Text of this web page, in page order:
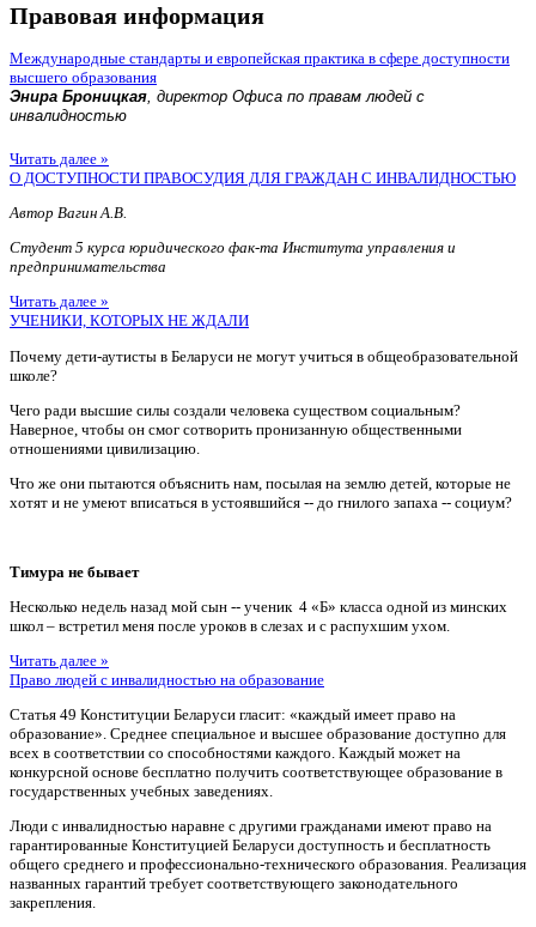
Правовая информация
Международные стандарты и европейская практика в сфере доступности
высшего образования
Энира Броницкая, директор Офиса по правам людей с
инвалидностью
Читать далее »
О ДОСТУПНОСТИ ПРАВОСУДИЯ ДЛЯ ГРАЖДАН С ИНВАЛИДНОСТЬЮ
Автор Вагин А.В.
Студент 5 курса юридического фак-та Института управления и
предпринимательства
Читать далее »
УЧЕНИКИ, КОТОРЫХ НЕ ЖДАЛИ
Почему дети-аутисты в Беларуси не могут учиться в общеобразовательной
школе?
Чего ради высшие силы создали человека существом социальным?
Наверное, чтобы он смог сотворить пронизанную общественными
отношениями цивилизацию.
Что же они пытаются объяснить нам, посылая на землю детей, которые не
хотят и не умеют вписаться в устоявшийся -- до гнилого запаха -- социум?
Тимура не бывает
Несколько недель назад мой сын -- ученик 4 «Б» класса одной из минских
школ – встретил меня после уроков в слезах и с распухшим ухом.
Читать далее »
Право людей с инвалидностью на образование
Статья 49 Конституции Беларуси гласит: «каждый имеет право на
образование». Среднее специальное и высшее образование доступно для
всех в соответствии со способностями каждого. Каждый может на
конкурсной основе бесплатно получить соответствующее образование в
государственных учебных заведениях.
Люди с инвалидностью наравне с другими гражданами имеют право на
гарантированные Конституцией Беларуси доступность и бесплатность
общего среднего и профессионально-технического образования. Реализация
названных гарантий требует соответствующего законодательного
закрепления.